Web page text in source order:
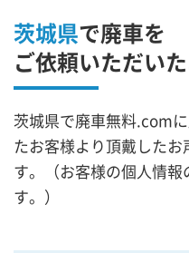
茨城県で廃車を
ご依頼いただい
茨城県で廃車無料.com
たお客様より頂戴した
す。（お客様の個人情
す。）